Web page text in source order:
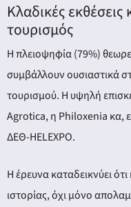
Κλαδικές
τουρισμός
Η πλειοψηφία (79%)
συμβάλλουν ουσιαστικά
τουρισμού. Η υψηλή
Agrotica, η Philoxenia κα,
ΔΕΘ-HELEXPO.
Η έρευνα καταδεικνύει
ιστορίας, όχι μόνο